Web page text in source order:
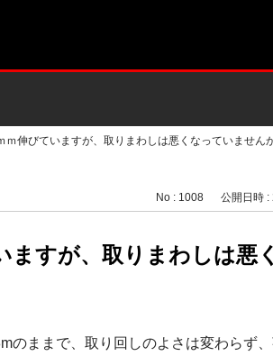
ｍ伸びていますが、取りまわしは悪くなっていません
No : 1008 公開日時
ますが、取りまわしは悪
のままで、取り回しのよさは変わらず